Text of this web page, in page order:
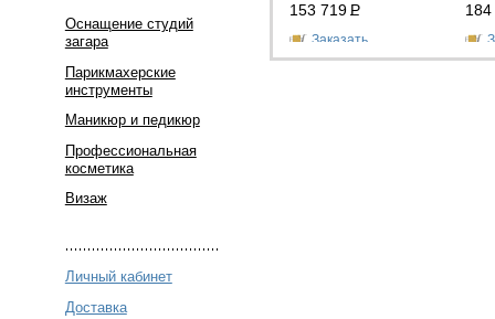
Оснащение студий
загара
Парикмахерские
инструменты
Маникюр и педикюр
Профессиональная
косметика
Визаж
Личный кабинет
Доставка
153 719Р
Заказать